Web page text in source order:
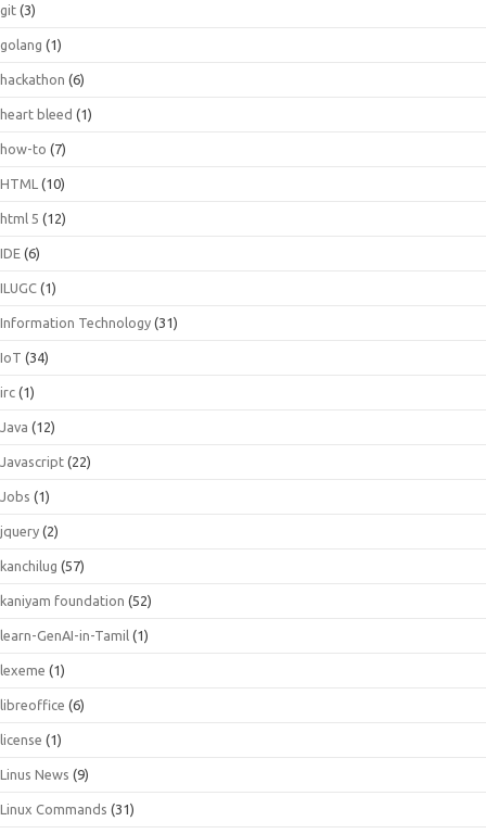
git (3)
golang (1)
hackathon (6)
heart bleed (1)
how-to (7)
HTML (10)
html 5 (12)
IDE (6)
ILUGC (1)
Information Technology (31)
IoT (34)
irc (1)
Java (12)
Javascript (22)
Jobs (1)
jquery (2)
kanchilug (57)
kaniyam foundation (52)
learn-GenAI-in-Tamil (1)
lexeme (1)
libreoffice (6)
license (1)
Linus News (9)
Linux Commands (31)